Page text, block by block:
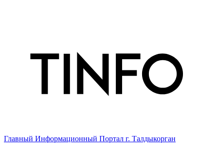
Главный Информационный Портал г. Талдыкорган